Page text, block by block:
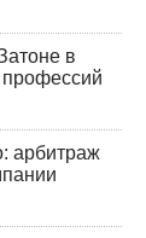
в
профессий
арбитраж